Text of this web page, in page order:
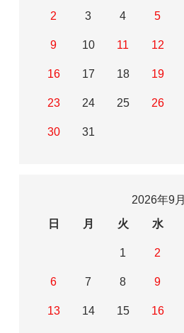
2 3 4 5
9 10 11 12
16 17 18 19
23 24 25 26
30 31
2026年9月
日
月 火 水
1 2
6 7 8 9
13 14 15 16